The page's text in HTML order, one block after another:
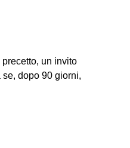
un invito
dopo 90 giorni,